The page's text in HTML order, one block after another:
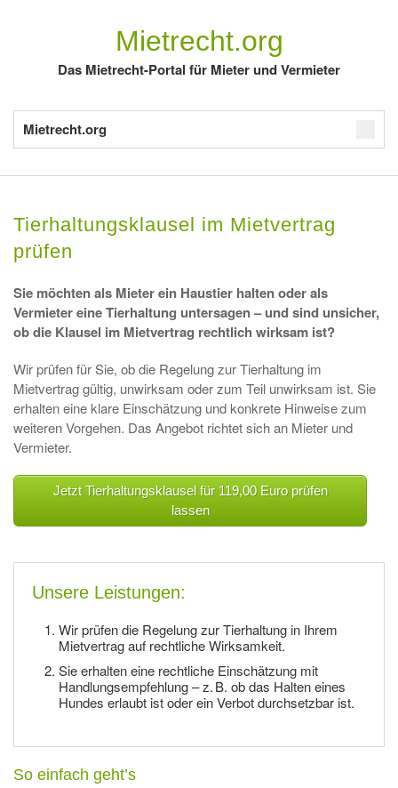
Mietrecht.org
Das Mietrecht-Portal für Mieter und Vermieter
Mietrecht.org
Tierhaltungsklausel im Mietvertrag
prüfen
Sie möchten als Mieter ein Haustier halten oder als
Vermieter eine Tierhaltung untersagen – und sind unsicher,
ob die Klausel im Mietvertrag rechtlich wirksam ist?
Wir prüfen für Sie, ob die Regelung zur Tierhaltung im
Mietvertrag gültig, unwirksam oder zum Teil unwirksam ist. Sie
erhalten eine klare Einschätzung und konkrete Hinweise zum
weiteren Vorgehen. Das Angebot richtet sich an Mieter und
Vermieter.
Jetzt Tierhaltungsklausel für 119,00 Euro prüfen
lassen
Unsere Leistungen:
Wir prüfen die Regelung zur Tierhaltung in Ihrem
Mietvertrag auf rechtliche Wirksamkeit.
Sie erhalten eine rechtliche Einschätzung mit
Handlungsempfehlung – z. B. ob das Halten eines
Hundes erlaubt ist oder ein Verbot durchsetzbar ist.
So einfach geht’s